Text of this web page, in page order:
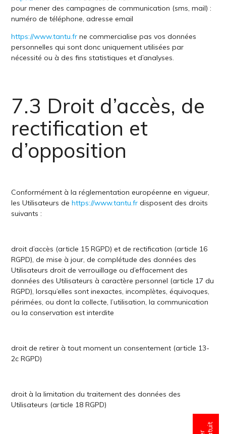
pour mener des campagnes de communication (sms, mail) :
numéro de téléphone, adresse email
https://www.tantu.fr ne commercialise pas vos données
personnelles qui sont donc uniquement utilisées par
nécessité ou à des fins statistiques et d’analyses.
7.3 Droit d’accès, de
rectification et
d’opposition
Conformément à la réglementation européenne en vigueur,
les Utilisateurs dehttps://www.tantu.fr disposent des droits
suivants :
droit d’accès (article 15 RGPD) et de rectification (article 16
RGPD), de mise à jour, de complétude des données des
Utilisateurs droit de verrouillage ou d’effacement des
données des Utilisateurs à caractère personnel (article 17 du
RGPD), lorsqu’elles sont inexactes, incomplètes, équivoques,
périmées, ou dont la collecte, l’utilisation, la communication
ou la conservation est interdite
droit de retirer à tout moment un consentement (article 13-
2c RGPD)
droit à la limitation du traitement des données des
Utilisateurs (article 18 RGPD)